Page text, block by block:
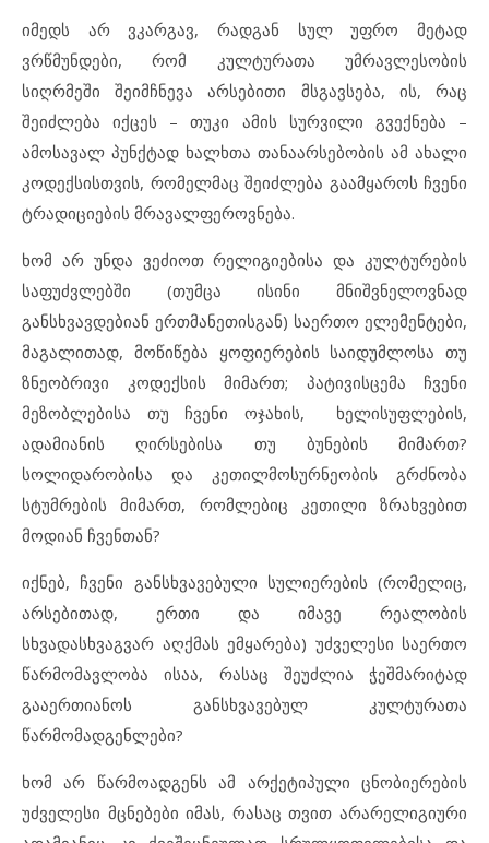
იმედს არ ვკარგავ, რადგან სულ უფრო მეტად
ვრწმუნდები, რომ კულტურათა უმრავლესობის
სიღრმეში შეიმჩნევა არსებითი მსგავსება, ის, რაც
შეიძლება იქცეს – თუკი ამის სურვილი გვექნება –
ამოსავალ პუნქტად ხალხთა თანაარსებობის ამ ახალი
კოდექსისთვის, რომელმაც შეიძლება გაამყაროს ჩვენი
ტრადიციების მრავალფეროვნება.
ხომ არ უნდა ვეძიოთ რელიგიებისა და კულტურების
საფუძვლებში (თუმცა ისინი მნიშვნელოვნად
განსხვავდებიან ერთმანეთისგან) საერთო ელემენტები,
მაგალითად, მოწიწება ყოფიერების საიდუმლოსა თუ
ზნეობრივი კოდექსის მიმართ; პატივისცემა ჩვენი
მეზობლებისა თუ ჩვენი ოჯახის, ხელისუფლების,
ადამიანის ღირსებისა თუ ბუნების მიმართ?
სოლიდარობისა და კეთილმოსურნეობის გრძნობა
სტუმრების მიმართ, რომლებიც კეთილი ზრახვებით
მოდიან ჩვენთან?
იქნებ, ჩვენი განსხვავებული სულიერების (რომელიც,
არსებითად, ერთი და იმავე რეალობის
სხვადასხვაგვარ აღქმას ემყარება) უძველესი საერთო
წარმომავლობა ისაა, რასაც შეუძლია ჭეშმარიტად
გააერთიანოს განსხვავებულ კულტურათა
წარმომადგენლები?
ხომ არ წარმოადგენს ამ არქეტიპული ცნობიერების
უძველესი მცნებები იმას, რასაც თვით არარელიგიური